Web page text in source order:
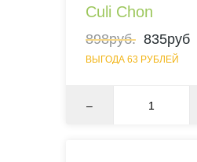
Culi Chon
898руб. 835руб
ВЫГОДА 63 РУБЛЕЙ
–